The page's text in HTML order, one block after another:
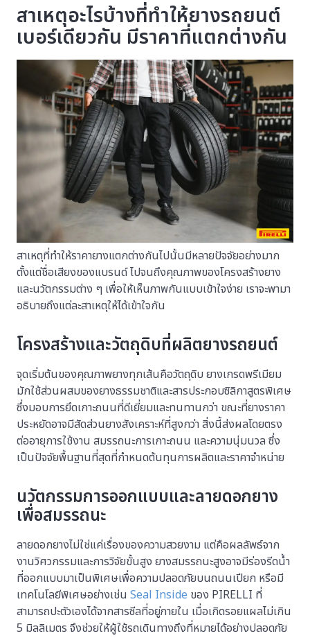
สาเหตุอะไรบ้างที่ทำให้ยางรถยนต์
เบอร์เดียวกัน มีราคาที่แตกต่างกัน
สาเหตุที่ทำให้ราคายางแตกต่างกันไปนั้นมีหลายปัจจัยอย่างมาก
ตั้งแต่ชื่อเสียงของแบรนด์ ไปจนถึงคุณภาพของโครงสร้างยาง
และนวัตกรรมต่าง ๆ เพื่อให้เห็นภาพกันแบบเข้าใจง่าย เราจะพามา
อธิบายถึงแต่ละสาเหตุให้ได้เข้าใจกัน
โครงสร้างและวัตถุดิบที่ผลิตยางรถยนต์
จุดเริ่มต้นของคุณภาพยางทุกเส้นคือวัตถุดิบ ยางเกรดพรีเมียม
มักใช้ส่วนผสมของยางธรรมชาติและสารประกอบซิลิกาสูตรพิเศษ
ซึ่งมอบการยึดเกาะถนนที่ดีเยี่ยมและทนทานกว่า ขณะที่ยางราคา
ประหยัดอาจมีสัดส่วนยางสังเคราะห์ที่สูงกว่า สิ่งนี้ส่งผลโดยตรง
ต่ออายุการใช้งาน สมรรถนะการเกาะถนน และความนุ่มนวล ซึ่ง
เป็นปัจจัยพื้นฐานที่สุดที่กำหนดต้นทุนการผลิตและราคาจำหน่าย
นวัตกรรมการออกแบบและลายดอกยาง
เพื่อสมรรถนะ
ลายดอกยางไม่ใช่แค่เรื่องของความสวยงาม แต่คือผลลัพธ์จาก
งานวิศวกรรมและการวิจัยขั้นสูง ยางสมรรถนะสูงอาจมีร่องรีดน้ำ
ที่ออกแบบมาเป็นพิเศษเพื่อความปลอดภัยบนถนนเปียก หรือมี
เทคโนโลยีพิเศษอย่างเช่น Seal Inside ของ PIRELLI ที่
สามารถปะตัวเองได้จากสารซีลที่อยู่ภายใน เมื่อเกิดรอยแผลไม่เกิน
5 มิลลิเมตร จึงช่วยให้ผู้ใช้รถเดินทางถึงที่หมายได้อย่างปลอดภัย